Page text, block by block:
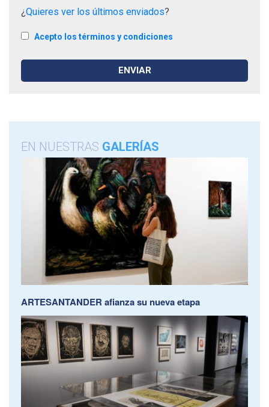
¿Quieres ver los últimos enviados?
Acepto los términos y condiciones
EN NUESTRAS GALERÍAS
ARTESANTANDER afianza su nueva etapa